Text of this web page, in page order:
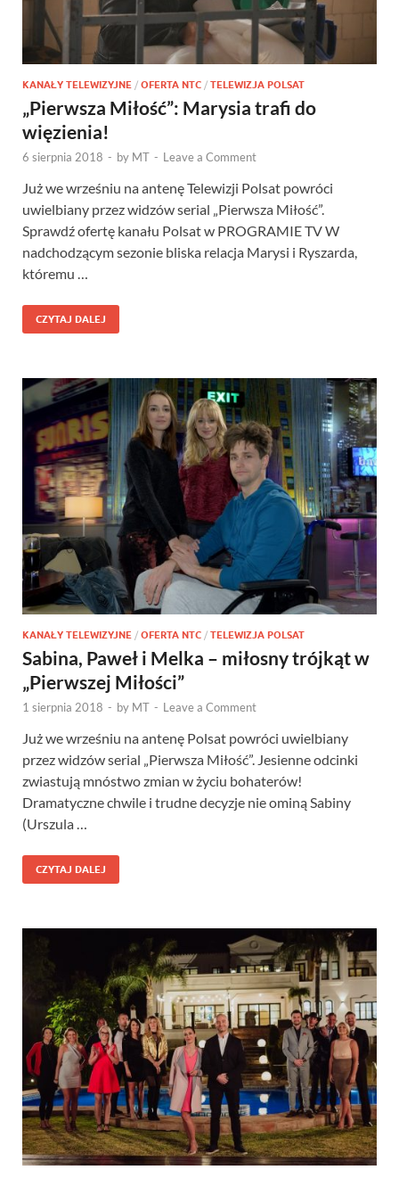
KANAŁY TELEWIZYJNE / OFERTA NTC / TELEWIZJA POLSAT
„Pierwsza Miłość”: Marysia trafi do
więzienia!
6 sierpnia 2018 - by MT - Leave a Comment
Już we wrześniu na antenę Telewizji Polsat powróci
uwielbiany przez widzów serial „Pierwsza Miłość”.
Sprawdź ofertę kanału Polsat w PROGRAMIE TV W
nadchodzącym sezonie bliska relacja Marysi i Ryszarda,
któremu …
CZYTAJ DALEJ
KANAŁY TELEWIZYJNE / OFERTA NTC / TELEWIZJA POLSAT
Sabina, Paweł i Melka – miłosny trójkąt w
„Pierwszej Miłości”
1 sierpnia 2018 - by MT - Leave a Comment
Już we wrześniu na antenę Polsat powróci uwielbiany
przez widzów serial „Pierwsza Miłość”. Jesienne odcinki
zwiastują mnóstwo zmian w życiu bohaterów!
Dramatyczne chwile i trudne decyzje nie ominą Sabiny
(Urszula …
CZYTAJ DALEJ